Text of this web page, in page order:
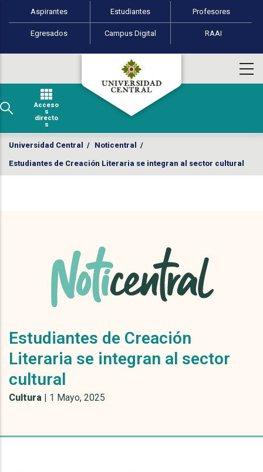
Pasar al contenido principal
Perfiles de usuario
Aspirantes Estudiantes Profesores
Egresados Campus Digital RAAI
Acceso
s
directo
s
Universidad Central / Noticentral /
Estudiantes de Creación Literaria se integran al sector cultural
Estudiantes de Creación
Literaria se integran al sector
cultural
Cultura | 1 Mayo, 2025